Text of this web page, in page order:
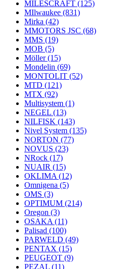
MILESCRAFT (125)
MIlwaukee (831)
Mirka (42)
MMOTORS JSC (68)
MMS (19)
MOB (5)
Möller(15)
Mondelin (69)
MONTOLIT (52)
MTD (121)
MTX (92)
Multisystem (1)
NEGEL (13)
NILFISK (143)
Nivel System (135)
NORTON (77)
NOVUS (23)
NRock (17)
NUAIR (15)
OKLIMA (12)
Omnigena (5)
OMS (3)
OPTIMUM (214)
Oregon (3)
OSAKA (11)
Palisad (100)
PARWELD (49)
PENTAX (15)
PEUGEOT (9)
PEZAL (11)